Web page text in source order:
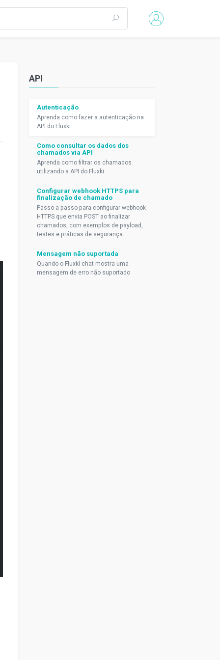
API
Autenticação
Aprenda como fazer a autenticação na
API do Fluxki
Como consultar os dados dos
chamados via API
Aprenda como filtrar os chamados
utilizando a API do Fluxki
Configurar webhook HTTPS para
finalização de chamado
Passo a passo para configurar webhook
HTTPS que envia POST ao finalizar
chamados, com exemplos de payload,
testes e práticas de segurança.
Mensagem não suportada
Quando o Fluxki chat mostra uma
mensagem de erro não suportado